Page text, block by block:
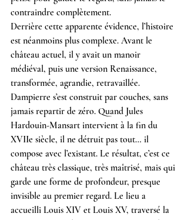
contraindre complètement.
Derrière cette apparente évidence, l’histoire
est néanmoins plus complexe. Avant le
château actuel, il y avait un manoir
médiéval, puis une version Renaissance,
transformée, agrandie, retravaillée.
Dampierre s’est construit par couches, sans
jamais repartir de zéro. Quand Jules
Hardouin-Mansart intervient à la fin du
XVIIe siècle, il ne détruit pas tout… il
compose avec l’existant. Le résultat, c’est ce
château très classique, très maîtrisé, mais qui
garde une forme de profondeur, presque
invisible au premier regard. Le lieu a
accueilli Louis XIV et Louis XV, traversé la